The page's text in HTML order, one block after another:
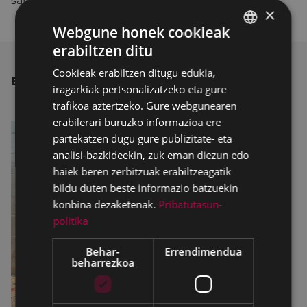
BESTE ALBISTE BATZUK
×
Webgune honek cookieak
erabiltzen ditu
Cookieak erabiltzen ditugu edukia,
iragarkiak pertsonalizatzeko eta gure
trafikoa aztertzeko. Gure webgunearen
erabilerari buruzko informazioa ere
partekatzen dugu gure publizitate- eta
analisi-bazkideekin, zuk eman diezun edo
haiek beren zerbitzuak erabiltzeagatik
bildu duten beste informazio batzuekin
konbina dezaketenak. Pribatutasun-
politika
Behar-
beharrezkoa
Errendimendua